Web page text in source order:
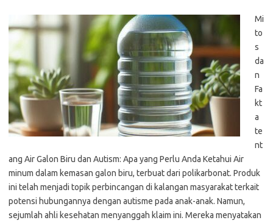
Mi
to
s
da
n
Fa
kt
a
te
nt
ang Air Galon Biru dan Autism: Apa yang Perlu Anda Ketahui Air
minum dalam kemasan galon biru, terbuat dari polikarbonat. Produk
ini telah menjadi topik perbincangan di kalangan masyarakat terkait
potensi hubungannya dengan autisme pada anak-anak. Namun,
sejumlah ahli kesehatan menyanggah klaim ini. Mereka menyatakan